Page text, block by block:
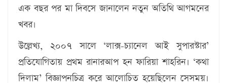
এক বছর পর মা দিবসে জানালেন নতুন অতিথি আগমনের
খবর।
উল্লেখ্য, ২০০৭ সালে ‘লাক্স-চ্যানেল আই সুপারস্টার’
প্রতিযোগিতায় প্রথম রানারআপ হন ফারিয়া শাহরিন। ‘কথা
দিলাম’ বিজ্ঞাপনচিত্র করে আলোচিত হয়েছিলেন সেসময়।